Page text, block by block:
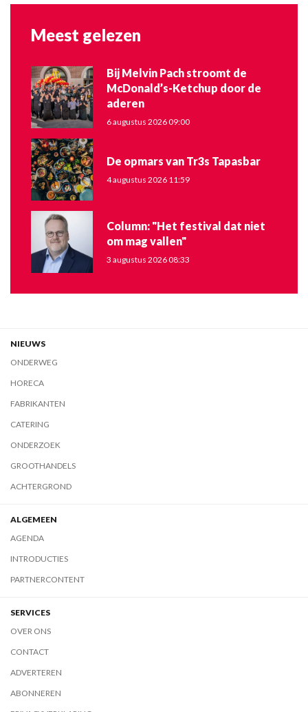
Meest gelezen
Bij Melvin Pach stroomt de
McDonald’s-Ketchup door de
aderen
6 augustus 2026 09:00
De opmars van Tr3s Tapasbar
4 augustus 2026 11:59
Column: "Het festival dat niet
om mag vallen"
3 augustus 2026 08:33
NIEUWS
ONDERWEG
HORECA
FABRIKANTEN
CATERING
ONDERZOEK
GROOTHANDELS
ACHTERGROND
ALGEMEEN
AGENDA
INTRODUCTIES
PARTNERCONTENT
SERVICES
OVER ONS
CONTACT
ADVERTEREN
ABONNEREN